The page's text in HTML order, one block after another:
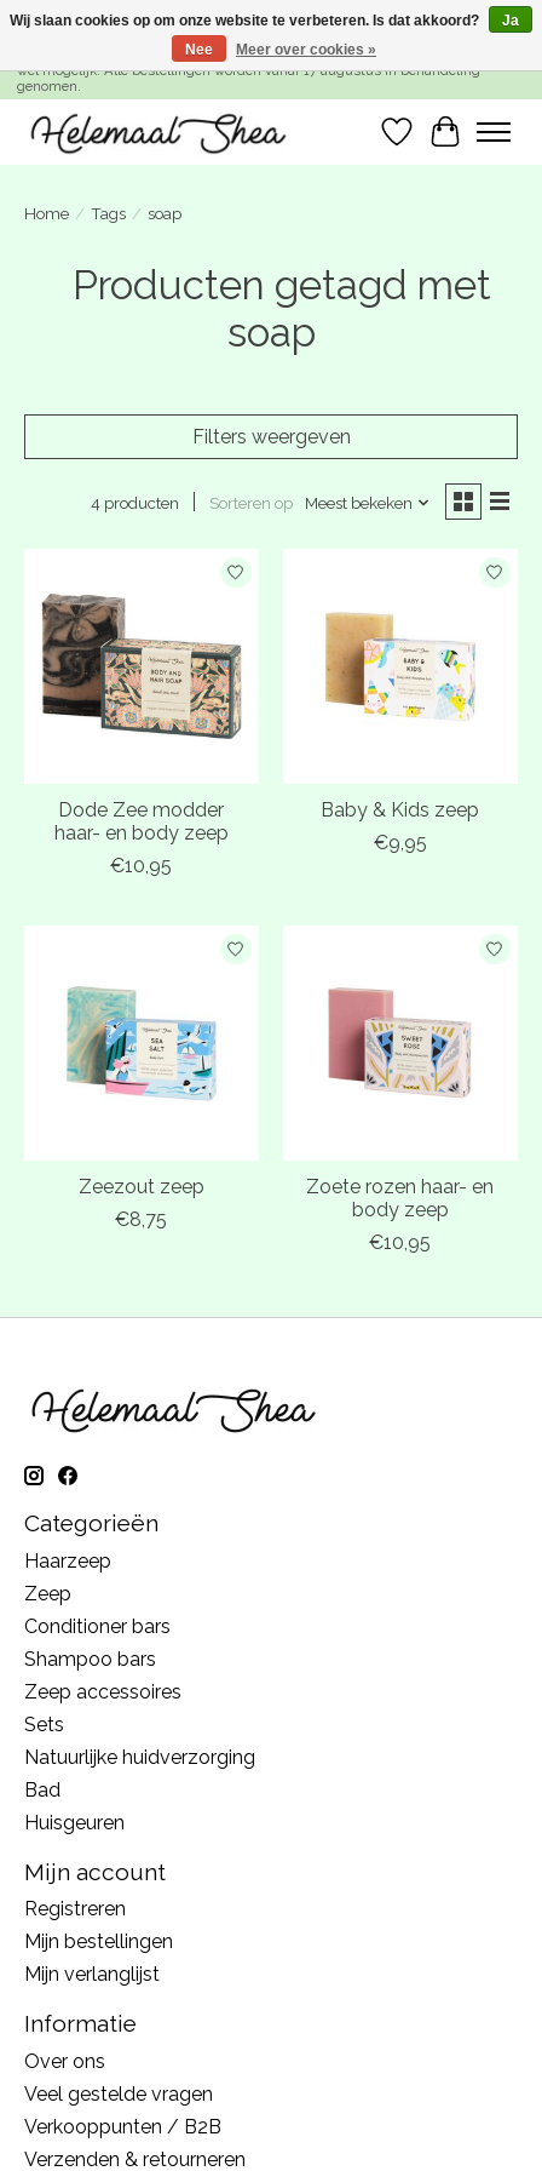
SUMMER BREAK! Wij zijn gesloten van 27 juli t/m 16 augustus. Bestellen is nog
wel mogelijk. Alle bestellingen worden vanaf 17 augustus in behandeling
genomen.
Verlanglijst
Home / Tags / soap
Producten getagd met
soap
Filters weergeven
4 producten Sorteren op Meest bekeken
Dode Zee modder
haar- en body zeep
€10,95
Baby & Kids zeep
€9,95
Zeezout zeep
€8,75
Zoete rozen haar- en
body zeep
€10,95
Categorieën
Haarzeep
Zeep
Conditioner bars
Shampoo bars
Zeep accessoires
Sets
Natuurlijke huidverzorging
Bad
Huisgeuren
Mijn account
Registreren
Mijn bestellingen
Mijn verlanglijst
Informatie
Over ons
Veel gestelde vragen
Verkooppunten / B2B
Verzenden & retourneren
Wij slaan cookies op om onze website te verbeteren. Is dat akkoord?
Ja
Nee
Meer over cookies »